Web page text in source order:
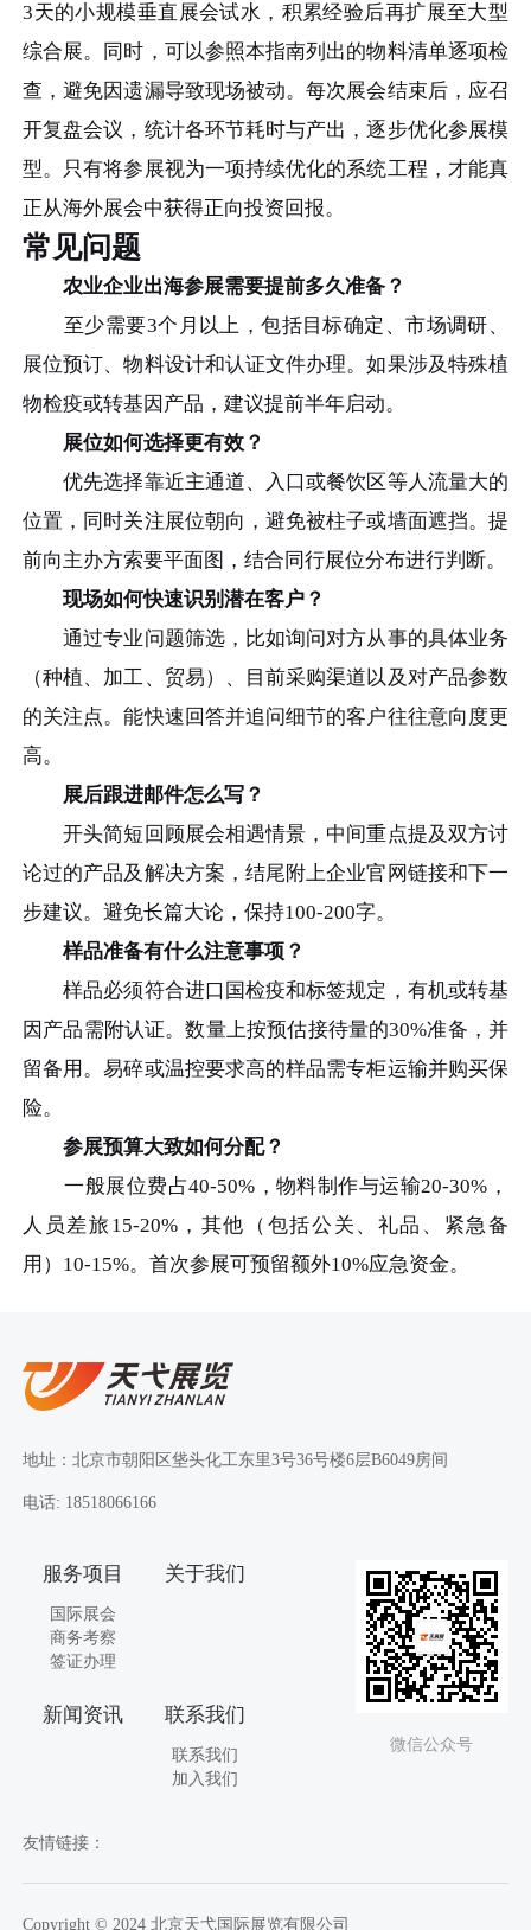
3天的小规模垂直展会试水，积累经验后再扩展至大型
综合展。同时，可以参照本指南列出的物料清单逐项检
查，避免因遗漏导致现场被动。每次展会结束后，应召
开复盘会议，统计各环节耗时与产出，逐步优化参展模
型。只有将参展视为一项持续优化的系统工程，才能真
正从海外展会中获得正向投资回报。
常见问题
农业企业出海参展需要提前多久准备？
至少需要3个月以上，包括目标确定、市场调研、
展位预订、物料设计和认证文件办理。如果涉及特殊植
物检疫或转基因产品，建议提前半年启动。
展位如何选择更有效？
优先选择靠近主通道、入口或餐饮区等人流量大的
位置，同时关注展位朝向，避免被柱子或墙面遮挡。提
前向主办方索要平面图，结合同行展位分布进行判断。
现场如何快速识别潜在客户？
通过专业问题筛选，比如询问对方从事的具体业务
（种植、加工、贸易）、目前采购渠道以及对产品参数
的关注点。能快速回答并追问细节的客户往往意向度更
高。
展后跟进邮件怎么写？
开头简短回顾展会相遇情景，中间重点提及双方讨
论过的产品及解决方案，结尾附上企业官网链接和下一
步建议。避免长篇大论，保持100-200字。
样品准备有什么注意事项？
样品必须符合进口国检疫和标签规定，有机或转基
因产品需附认证。数量上按预估接待量的30%准备，并
留备用。易碎或温控要求高的样品需专柜运输并购买保
险。
参展预算大致如何分配？
一般展位费占40-50%，物料制作与运输20-30%，
人员差旅15-20%，其他（包括公关、礼品、紧急备
用）10-15%。首次参展可预留额外10%应急资金。
地址：北京市朝阳区垡头化工东里3号36号楼6层B6049房间
电话: 18518066166
服务项目
国际展会
商务考察
签证办理
关于我们
新闻资讯 联系我们
联系我们
加入我们
微信公众号
友情链接：
Copyright © 2024 北京天弋国际展览有限公司